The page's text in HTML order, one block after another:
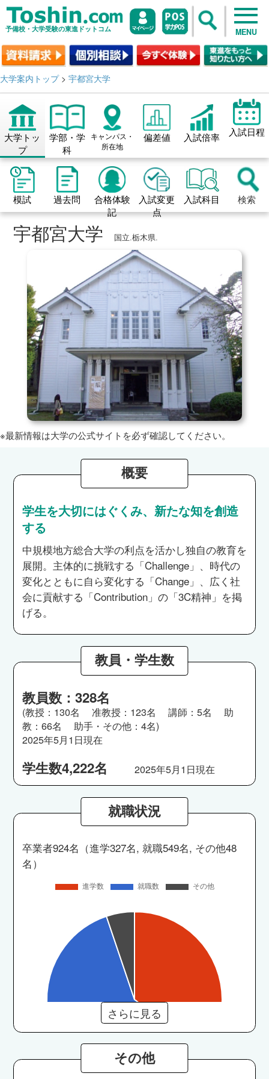
予備校・大学受験の東進ドットコム MENU
大学案内トップ> 宇都宮大学
大学トッ
プ
学部・学
科
キャンパス・
所在地
偏差値 入試倍率 入試日程
模試 過去問
合格体験
記
入試変更
点
入試科目 検索
宇都宮大学 国立.栃木県.
※最新情報は大学の公式サイトを必ず確認してください。
概要
学生を大切にはぐくみ、新たな知を創造
する
中規模地方総合大学の利点を活かし独自の教育を
展開。主体的に挑戦する「Challenge」、時代の
変化とともに自ら変化する「Change」、広く社
会に貢献する「Contribution」の「3C精神」を掲
げる。
教員・学生数
教員数：328名
(教授：130名 准教授：123名 講師：5名 助
教：66名 助手・その他：4名)
2025年5月1日現在
学生数4,222名 2025年5月1日現在
就職状況
卒業者924名（進学327名, 就職549名, その他48
名）
さらに見る
その他